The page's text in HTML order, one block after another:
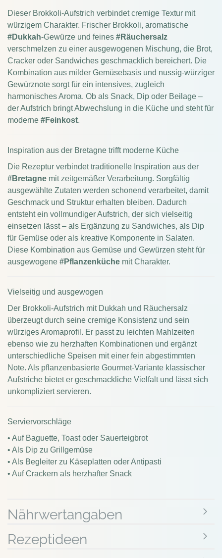
Dieser Brokkoli-Aufstrich verbindet cremige Textur mit
würzigem Charakter. Frischer Brokkoli, aromatische
#Dukkah-Gewürze und feines #Räuchersalz
verschmelzen zu einer ausgewogenen Mischung, die Brot,
Cracker oder Sandwiches geschmacklich bereichert. Die
Kombination aus milder Gemüsebasis und nussig-würziger
Gewürznote sorgt für ein intensives, zugleich
harmonisches Aroma. Ob als Snack, Dip oder Beilage –
der Aufstrich bringt Abwechslung in die Küche und steht für
moderne #Feinkost.
Inspiration aus der Bretagne trifft moderne Küche
Die Rezeptur verbindet traditionelle Inspiration aus der
#Bretagne mit zeitgemäßer Verarbeitung. Sorgfältig
ausgewählte Zutaten werden schonend verarbeitet, damit
Geschmack und Struktur erhalten bleiben. Dadurch
entsteht ein vollmundiger Aufstrich, der sich vielseitig
einsetzen lässt – als Ergänzung zu Sandwiches, als Dip
für Gemüse oder als kreative Komponente in Salaten.
Diese Kombination aus Gemüse und Gewürzen steht für
ausgewogene #Pflanzenküche mit Charakter.
Vielseitig und ausgewogen
Der Brokkoli-Aufstrich mit Dukkah und Räuchersalz
überzeugt durch seine cremige Konsistenz und sein
würziges Aromaprofil. Er passt zu leichten Mahlzeiten
ebenso wie zu herzhaften Kombinationen und ergänzt
unterschiedliche Speisen mit einer fein abgestimmten
Note. Als pflanzenbasierte Gourmet-Variante klassischer
Aufstriche bietet er geschmackliche Vielfalt und lässt sich
unkompliziert servieren.
Serviervorschläge
• Auf Baguette, Toast oder Sauerteigbrot
• Als Dip zu Grillgemüse
• Als Begleiter zu Käseplatten oder Antipasti
• Auf Crackern als herzhafter Snack
Nährwertangaben
Rezeptideen